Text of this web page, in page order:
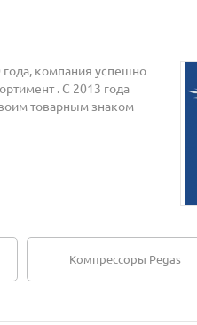
компания успешно
. С 2013 года
товарным знаком
Компрессоры Pegas